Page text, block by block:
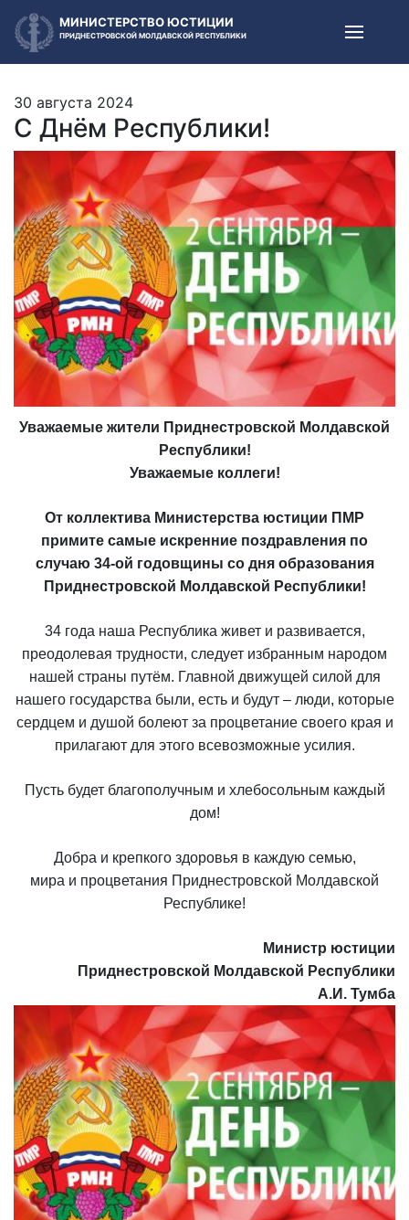
МИНИСТЕРСТВО ЮСТИЦИИ
ПРИДНЕСТРОВСКОЙ МОЛДАВСКОЙ РЕСПУБЛИКИ
30 августа 2024
С Днём Республики!
Уважаемые жители Приднестровской Молдавской
Республики!
Уважаемые коллеги!
От коллектива Министерства юстиции ПМР
примите самые искренние поздравления по
случаю 34-ой годовщины со дня образования
Приднестровской Молдавской Республики!
34 года наша Республика живет и развивается,
преодолевая трудности, следует избранным народом
нашей страны путём. Главной движущей силой для
нашего государства были, есть и будут – люди, которые
сердцем и душой болеют за процветание своего края и
прилагают для этого всевозможные усилия.
Пусть будет благополучным и хлебосольным каждый
дом!
Добра и крепкого здоровья в каждую семью,
мира и процветания Приднестровской Молдавской
Республике!
Министр юстиции
Приднестровской Молдавской Республики
А.И. Тумба